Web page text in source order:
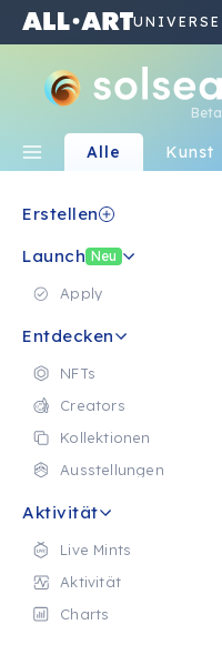
UNIVERSE
Beta
Alle Kunst
Erstellen
Launch Neu
Apply
Entdecken
NFTs
Creators
Kollektionen
Ausstellungen
Aktivität
Live Mints
Aktivität
Charts